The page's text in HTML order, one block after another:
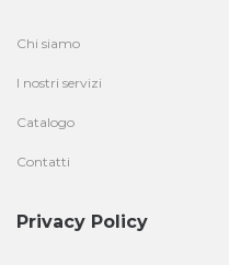
Chi siamo
I nostri servizi
Catalogo
Contatti
Privacy Policy